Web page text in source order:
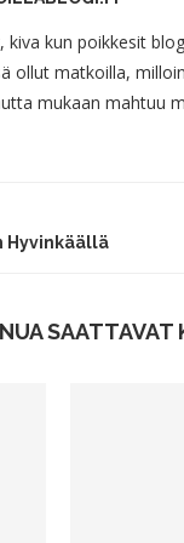
kiva kun poikkesit
ollut matkoilla,
mukaan mahtuu
Hyvinkäällä
SAATTAVAT